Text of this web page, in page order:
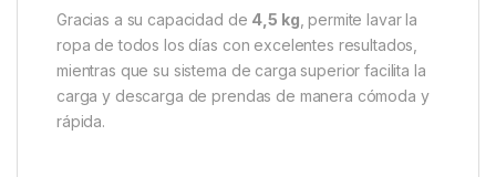
Gracias a su capacidad de 4,5 kg , permite lavar la
ropa de todos los días con excelentes resultados,
mientras que su sistema de carga superior facilita la
carga y descarga de prendas de manera cómoda y
rápida.